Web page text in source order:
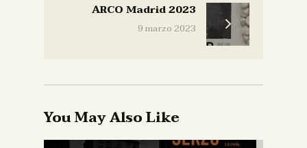
ARCO Madrid 2023
9 marzo 2023
You May Also Like